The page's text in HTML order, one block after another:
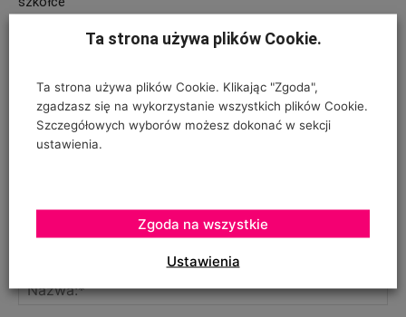
ZOSTAW ODPOWIEDŹ
Ta strona używa plików Cookie.
Ta strona używa plików Cookie. Klikając "Zgoda",
zgadzasz się na wykorzystanie wszystkich plików Cookie.
Szczegółowych wyborów możesz dokonać w sekcji
ustawienia.
Ustawienia
Zgoda na wszystkie